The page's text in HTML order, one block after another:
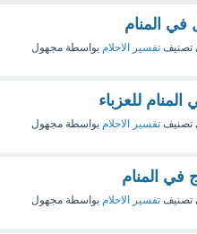
في المنام
تصنيف تفسير الاحلام بواسطة مجهول
للعزباء
تصنيف تفسير الاحلام بواسطة مجهول
في المنام
تصنيف تفسير الاحلام بواسطة مجهول